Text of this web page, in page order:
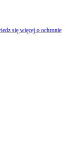
się więcej o ochronie